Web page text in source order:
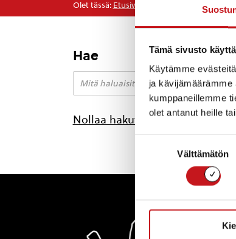
Tämä sivusto
Käytämme
ja
kumppaneillemme
olet antanut heille
Välttämätön
Olet tässä: Etusivu
Hae
Nollaa hakutulokset